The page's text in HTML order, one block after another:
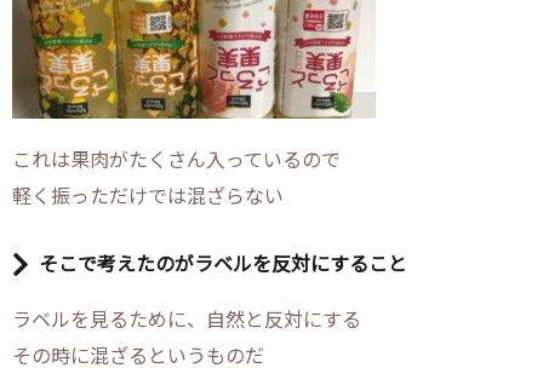
これは果肉がたくさん入っているので
軽く振っただけでは混ざらない
そこで考えたのがラベルを反対にすること
ラベルを見るために、自然と反対にする
その時に混ざるというものだ